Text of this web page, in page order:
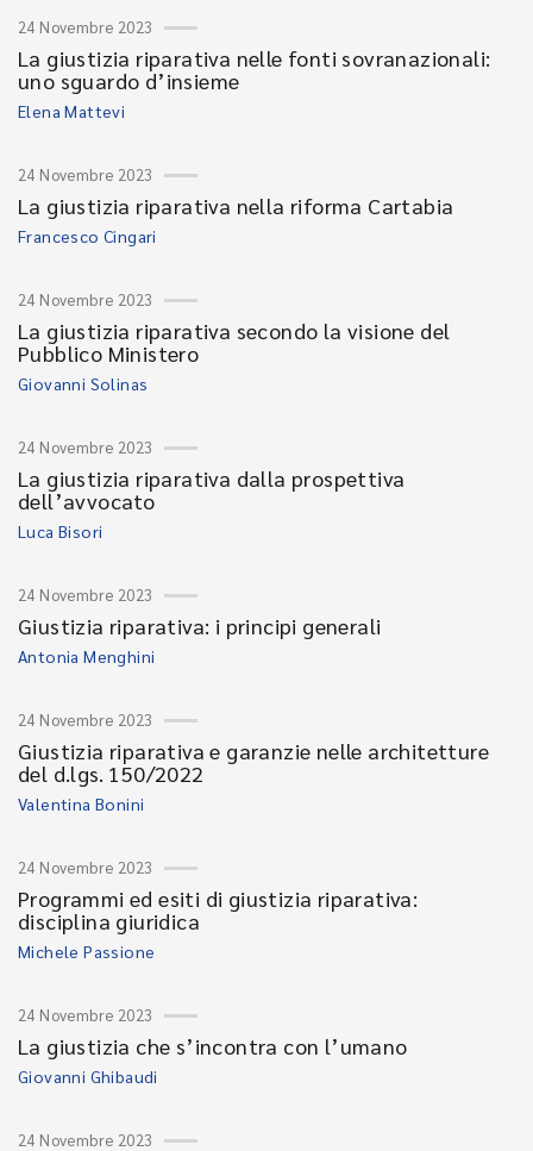
24 Novembre 2023
La giustizia riparativa nelle fonti sovranazionali:
uno sguardo d’insieme
Elena Mattevi
24 Novembre 2023
La giustizia riparativa nella riforma Cartabia
Francesco Cingari
24 Novembre 2023
La giustizia riparativa secondo la visione del
Pubblico Ministero
Giovanni Solinas
24 Novembre 2023
La giustizia riparativa dalla prospettiva
dell’avvocato
Luca Bisori
24 Novembre 2023
Giustizia riparativa: i principi generali
Antonia Menghini
24 Novembre 2023
Giustizia riparativa e garanzie nelle architetture
del d.lgs. 150/2022
Valentina Bonini
24 Novembre 2023
Programmi ed esiti di giustizia riparativa:
disciplina giuridica
Michele Passione
24 Novembre 2023
La giustizia che s’incontra con l’umano
Giovanni Ghibaudi
24 Novembre 2023